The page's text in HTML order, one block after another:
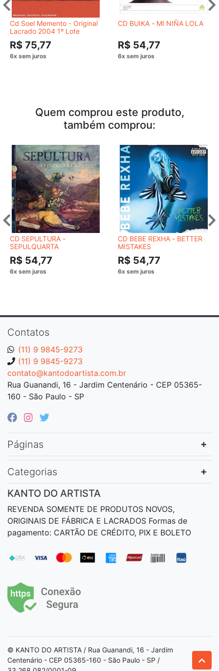
Cd Soel Memento - Original
Lacrado 2004 1º Lote
R$ 75,77
CD BUIKA - MI NIÑA LOLA
R$ 54,77
Quem comprou este produto,
também comprou:
CD SEPULTURA -
SEPULQUARTA
R$ 54,77
CD BEBE REXHA - BETTER
MISTAKES
R$ 54,77
Contatos
(11) 9 9845-9273
(11) 9 9845-9273
contato@kantodoartista.com.br
Rua Guanandi, 16 - Jardim Centenário - CEP 05365-
160 - São Paulo - SP
Páginas
Categorias
KANTO DO ARTISTA
REVENDA SOMENTE DE PRODUTOS NOVOS,
ORIGINAIS DE FÁBRICA E LACRADOS Formas de
pagamento: CARTÃO DE CRÉDITO, PIX E BOLETO
© KANTO DO ARTISTA / Rua Guanandi, 16 - Jardim
Centenário - CEP 05365-160 - São Paulo - SP /